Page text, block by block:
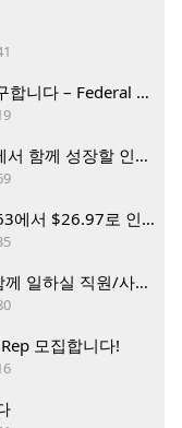
Korean BBQ 레스토랑 서버 & 호스트 구합니다 – Federal Way & Tacoma $45-$60/hr (server), $21-23/hr (Host)
(Renton 이전) Motoyoshi Dental Lab에서 함께 성장할 인재를 모십니다.
대한부인회 2026년 간병인 시급 $22. 63에서 $26.97로 인상. 지금 간병인들을 모집합니다
KENT에 위치한 자동차 수리업소에서 함께 일하실 직원/사무직원 구합니다.
모집합니다!